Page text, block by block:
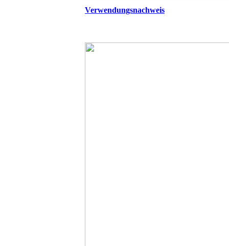
Verwendungsnachweis